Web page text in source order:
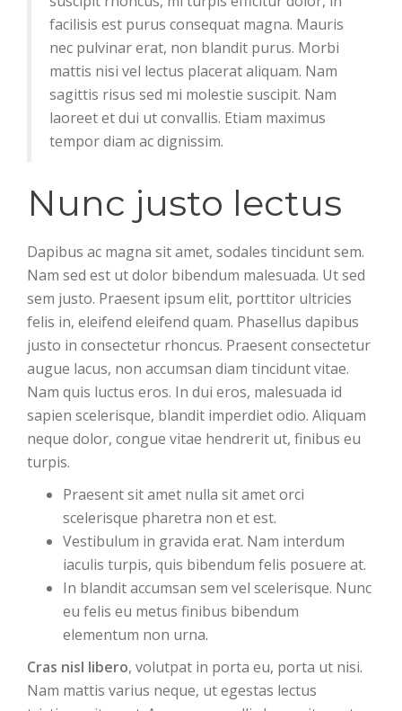
facilisis est purus consequat magna. Mauris
nec pulvinar erat, non blandit purus. Morbi
mattis nisi vel lectus placerat aliquam. Nam
sagittis risus sed mi molestie suscipit. Nam
laoreet et dui ut convallis. Etiam maximus
tempor diam ac dignissim.
Nunc justo lectus
Dapibus ac magna sit amet, sodales tincidunt sem.
Nam sed est ut dolor bibendum malesuada. Ut sed
sem justo. Praesent ipsum elit, porttitor ultricies
felis in, eleifend eleifend quam. Phasellus dapibus
justo in consectetur rhoncus. Praesent consectetur
augue lacus, non accumsan diam tincidunt vitae.
Nam quis luctus eros. In dui eros, malesuada id
sapien scelerisque, blandit imperdiet odio. Aliquam
neque dolor, congue vitae hendrerit ut, finibus eu
turpis.
Praesent sit amet nulla sit amet orci
scelerisque pharetra non et est.
Vestibulum in gravida erat. Nam interdum
iaculis turpis, quis bibendum felis posuere at.
In blandit accumsan sem vel scelerisque. Nunc
eu felis eu metus finibus bibendum
elementum non urna.
Cras nisl libero, volutpat in porta eu, porta ut nisi.
Nam mattis varius neque, ut egestas lectus